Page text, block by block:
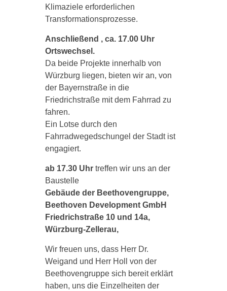
Klimaziele erforderlichen
Transformationsprozesse.
Anschließend , ca. 17.00 Uhr
Ortswechsel.
Da beide Projekte innerhalb von
Würzburg liegen, bieten wir an, von
der Bayernstraße in die
Friedrichstraße mit dem Fahrrad zu
fahren.
Ein Lotse durch den
Fahrradwegedschungel der Stadt ist
engagiert.
ab 17.30 Uhrtreffen wir uns an der
Baustelle
Gebäude der Beethovengruppe,
Beethoven Development GmbH
Friedrichstraße 10 und 14a,
Würzburg-Zellerau,
Wir freuen uns, dass Herr Dr.
Weigand und Herr Holl von der
Beethovengruppe sich bereit erklärt
haben, uns die Einzelheiten der